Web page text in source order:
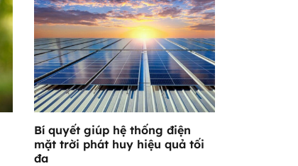
Bí quyết giúp hệ thống điện
mặt trời phát huy hiệu quả tối
đa